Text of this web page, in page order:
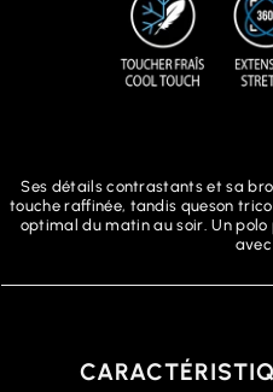
Ses détails contrastants et sa
touche raffinée, tandis queson
optimal du matin au soir. Un
avec